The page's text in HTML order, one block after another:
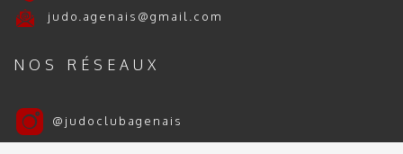
judo.agenais@gmail.com
NOS RÉSEAUX
@judoclubagenais